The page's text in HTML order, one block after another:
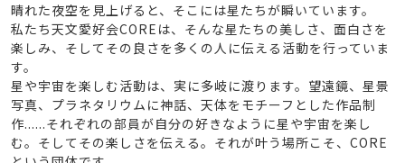
晴れた夜空を見上げると、そこには星たちが瞬いています。
私たち天文愛好会COREは、そんな星たちの美しさ、面白さを
楽しみ、そしてその良さを多くの人に伝える活動を行っていま
す。
星や宇宙を楽しむ活動は、実に多岐に渡ります。望遠鏡、星景
写真、プラネタリウムに神話、天体をモチーフとした作品制
作......それぞれの部員が自分の好きなように星や宇宙を楽し
む。そしてその楽しさを伝える。それが叶う場所こそ、CORE